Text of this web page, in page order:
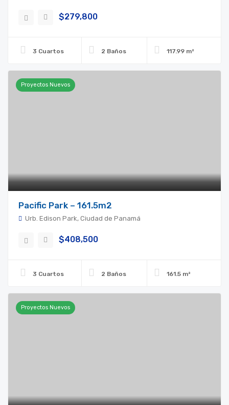
$279,800
3 Cuartos 2 Baños 117.99 m²
Proyectos Nuevos
Pacific Park – 161.5m2
Urb. Edison Park, Ciudad de Panamá
$408,500
3 Cuartos 2 Baños 161.5 m²
Proyectos Nuevos